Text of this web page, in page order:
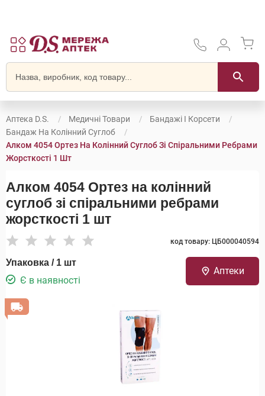
Аптека D.S. Медичні Товари
Бандажі І Корсети
Бандаж На Колінний Суглоб
Алком 4054 Ортез На Колінний Суглоб Зі Спіральними Ребрами
Жорсткості 1 Шт
Алком 4054 Ортез на колінний
суглоб зі спіральними ребрами
жорсткості 1 шт
код товару: ЦБ000040594
Упаковка / 1 шт
Є в наявності
Аптеки